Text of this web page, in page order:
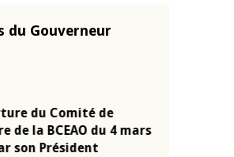
du Gouverneur
du Comité de
de la BCEAO du 4 mars
son Président